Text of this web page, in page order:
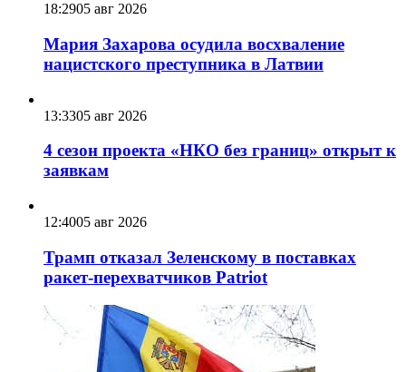
18:2905 авг 2026
Мария Захарова осудила восхваление
нацистского преступника в Латвии
13:3305 авг 2026
4 сезон проекта «НКО без границ» открыт к
заявкам
12:4005 авг 2026
Трамп отказал Зеленскому в поставках
ракет-перехватчиков Patriot